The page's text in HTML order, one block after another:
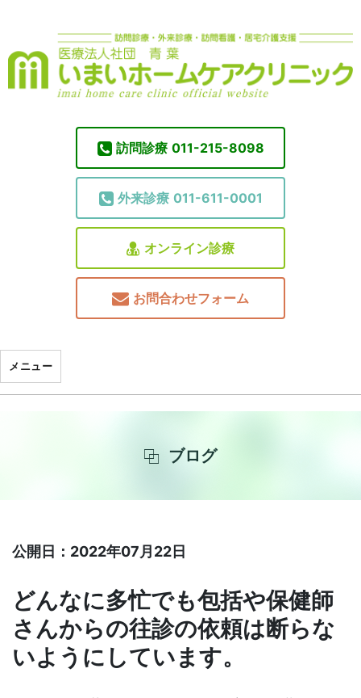
訪問診療 011-215-8098
外来診療 011-611-0001
オンライン診療
お問合わせフォーム
メニュー
ブログ
公開日：2022年07月22日
どんなに多忙でも包括や保健師
さんからの往診の依頼は断らな
いようにしています。